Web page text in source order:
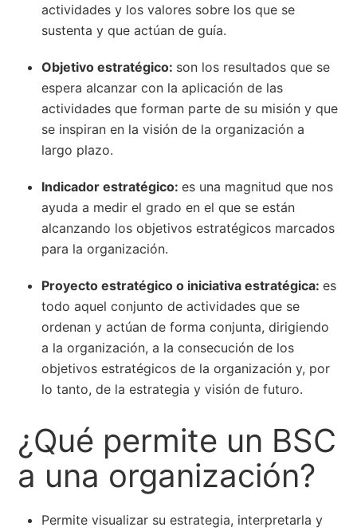
actividades y los valores sobre los que se
sustenta y que actúan de guía.
Objetivo estratégico: son los resultados que se
espera alcanzar con la aplicación de las
actividades que forman parte de su misión y que
se inspiran en la visión de la organización a
largo plazo.
Indicador estratégico:es una magnitud que nos
ayuda a medir el grado en el que se están
alcanzando los objetivos estratégicos marcados
para la organización.
Proyecto estratégico o iniciativa estratégica:es
todo aquel conjunto de actividades que se
ordenan y actúan de forma conjunta, dirigiendo
a la organización, a la consecución de los
objetivos estratégicos de la organización y, por
lo tanto, de la estrategia y visión de futuro.
¿Qué permite un BSC
a una organización?
Permite visualizar su estrategia, interpretarla y